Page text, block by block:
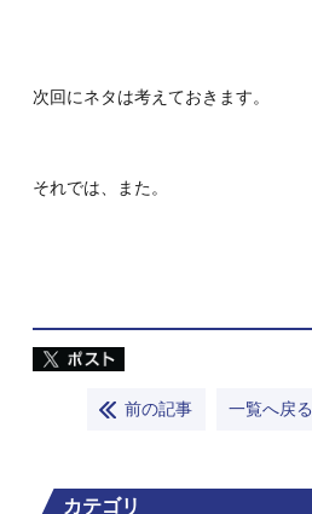
次回にネタは考えておきます。
それでは、また。
前の記事 一覧へ戻る
カテゴリ